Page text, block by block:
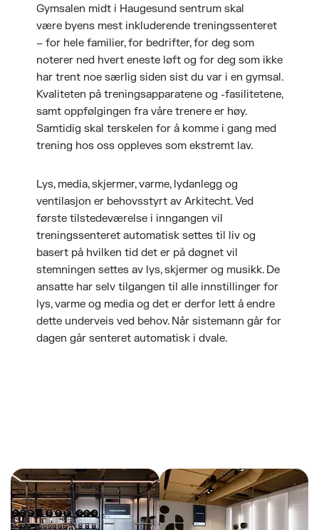
Gymsalen midt i Haugesund sentrum skal
være byens mest inkluderende treningssenteret
– for hele familier, for bedrifter, for deg som
noterer ned hvert eneste løft og for deg som ikke
har trent noe særlig siden sist du var i en gymsal.
Kvaliteten på treningsapparatene og -fasilitetene,
samt oppfølgingen fra våre trenere er høy.
Samtidig skal terskelen for å komme i gang med
trening hos oss oppleves som ekstremt lav.
Lys, media, skjermer, varme, lydanlegg og
ventilasjon er behovsstyrt av Arkitecht. Ved
første tilstedeværelse i inngangen vil
treningssenteret automatisk settes til liv og
basert på hvilken tid det er på døgnet vil
stemningen settes av lys, skjermer og musikk. De
ansatte har selv tilgangen til alle innstillinger for
lys, varme og media og det er derfor lett å endre
dette underveis ved behov. Når sistemann går for
dagen går senteret automatisk i dvale.